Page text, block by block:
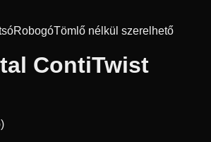
RobogóTömlő nélkül szerelhető
ContiTwist